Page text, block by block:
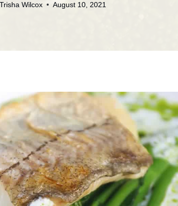
Trisha Wilcox August 10, 2021